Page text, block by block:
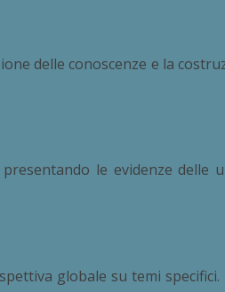
delle conoscenze e la
le evidenze delle
globale su temi